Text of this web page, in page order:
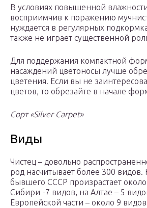
В условиях повышенной
восприимчив к поражению
нуждается в регулярных
также не играет существенной
Для поддержания компактной
насаждений цветоносы лучше
цветения. Если вы не
цветов, то обрезайте в начале
Сорт «Silver Carpet»
Виды
Чистец – довольно
род насчитывает более 300 видов.
бывшего СССР произрастает
Сибири -7 видов, на Алтае – 5
Европейской части – около 9